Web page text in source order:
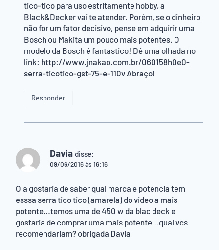
tico-tico para uso estritamente hobby, a
Black&Decker vai te atender. Porém, se o dinheiro
não for um fator decisivo, pense em adquirir uma
Bosch ou Makita um pouco mais potentes. O
modelo da Bosch é fantástico! Dê uma olhada no
link: http://www.jnakao.com.br/060158h0e0-
serra-ticotico-gst-75-e-110v Abraço!
Responder
Davia disse:
09/06/2016 às 16:16
Ola gostaria de saber qual marca e potencia tem
esssa serra tico tico (amarela) do video a mais
potente…temos uma de 450 w da blac deck e
gostaria de comprar uma mais potente…qual vcs
recomendariam? obrigada Davia